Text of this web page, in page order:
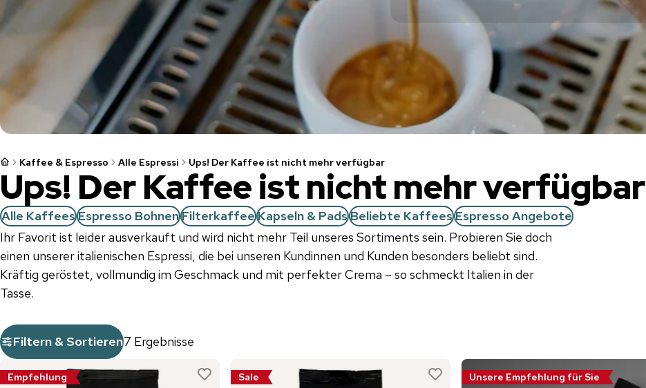
Kaffee & Espresso Alle Espressi Ups! Der Kaffee ist nicht mehr verfügbar
Ups! Der Kaffee ist nicht mehr verfügbar
Alle KaffeesEspresso BohnenFilterkaffeeKapseln & PadsBeliebte KaffeesEspresso Angebote
Ihr Favorit ist leider ausverkauft und wird nicht mehr Teil unseres Sortiments sein. Probieren Sie doch
einen unserer italienischen Espressi, die bei unseren Kundinnen und Kunden besonders beliebt sind.
Kräftig geröstet, vollmundig im Geschmack und mit perfekter Crema – so schmeckt Italien in der
Tasse.
Filtern & Sortieren7 Ergebnisse
Empfehlung Sale Unsere Empfehlung für Sie